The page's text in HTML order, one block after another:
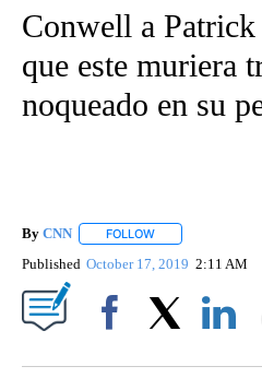
Conwell a Patrick
que este muriera
noqueado en su
By CNN FOLLOW
Published October 17, 2019 2:11 AM